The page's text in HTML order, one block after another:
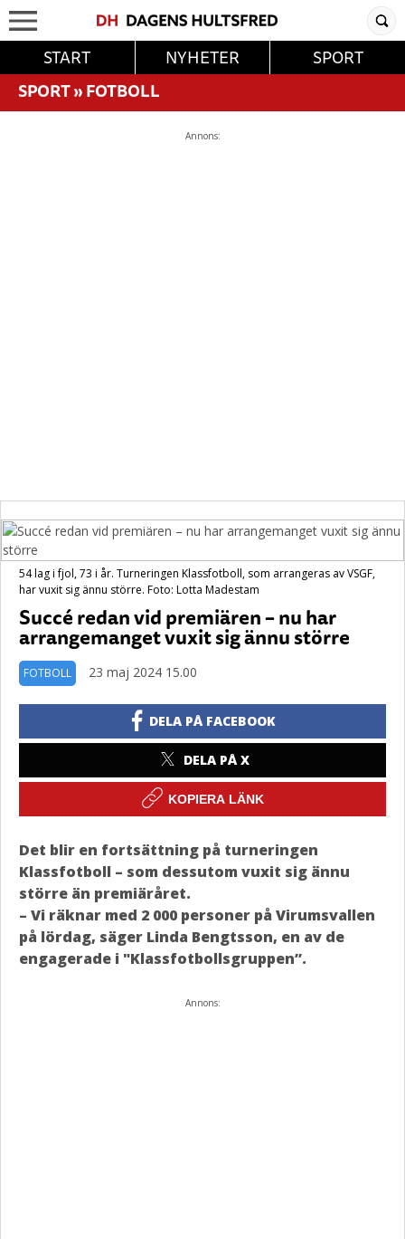
START NYHETER
SPORT
SPORT»FOTBOLL
Annons:
54 lag i fjol, 73 i år. Turneringen Klassfotboll, som arrangeras av VSGF,
har vuxit sig ännu större. Foto: Lotta Madestam
Succé redan vid premiären – nu har
arrangemanget vuxit sig ännu större
FOTBOLL 23 maj 2024 15.00
DELA PÅ FACEBOOK
DELA PÅ X
KOPIERA LÄNK
Det blir en fortsättning på turneringen
Klassfotboll – som dessutom vuxit sig ännu
större än premiäråret.
– Vi räknar med 2 000 personer på Virumsvallen
på lördag, säger Linda Bengtsson, en av de
engagerade i "Klassfotbollsgruppen”.
Annons: